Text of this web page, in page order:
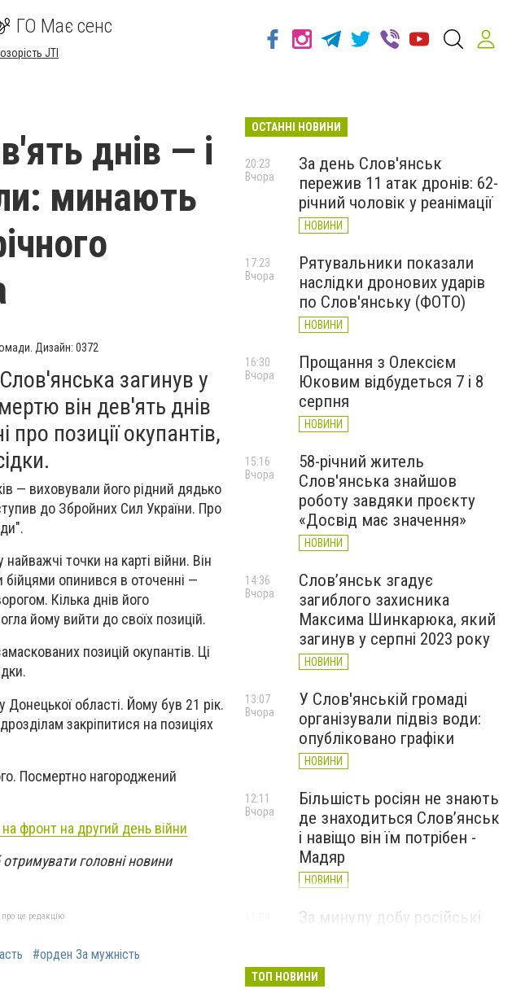
ГО Має сенс
JTI
днів — і
минають
Дизайн: 0372
загинув у
він дев'ять днів
позиції окупантів,
— виховували його рідний дядько
до Збройних Сил України. Про
точки на карті війни. Він
бійцями опинився в оточенні —
Кілька днів його
йому вийти до своїх позицій.
позицій окупантів. Ці
Донецької області. Йому був 21 рік.
закріпитися на позиціях
Посмертно нагороджений
фронт на другий день війни
головні новини
це редакцію
#орден За мужність
ОСТАННІ НОВИНИ
За день Слов'янськ
пережив 11 атак дронів: 62-
річний чоловік у реанімації
НОВИНИ
20:23
Вчора
Рятувальники показали
наслідки дронових ударів
по Слов'янську (ФОТО)
НОВИНИ
17:23
Вчора
Прощання з Олексієм
Юковим відбудеться 7 і 8
серпня
НОВИНИ
16:30
Вчора
58-річний житель
Слов'янська знайшов
роботу завдяки проєкту
«Досвід має значення»
НОВИНИ
15:16
Вчора
Слов’янськ згадує
загиблого захисника
Максима Шинкарюка, який
загинув у серпні 2023 року
НОВИНИ
14:36
Вчора
У Слов'янській громаді
організували підвіз води:
опубліковано графіки
НОВИНИ
13:07
Вчора
Більшість росіян не знають
де знаходиться Слов’янськ
і навіщо він їм потрібен -
Мадяр
НОВИНИ
12:11
Вчора
За минулу добу російські
великої війни: 6 серпня
ТОП НОВИНИ